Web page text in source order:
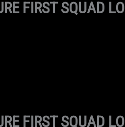
FIRST SQUAD
FIRST SQUAD